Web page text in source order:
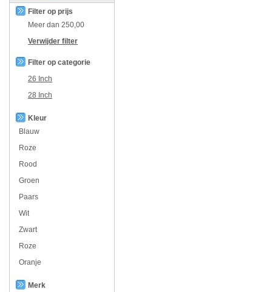
Filter op prijs
Meer dan 250,00
Verwijder filter
Filter op categorie
26 Inch
28 Inch
Kleur
Blauw
Roze
Rood
Groen
Paars
Wit
Zwart
Roze
Oranje
Merk